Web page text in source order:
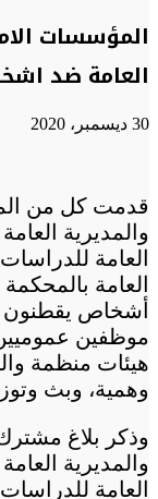
المؤسسات
العامة ضد
30 ديسمبر، 2020
قدمت كل من
والمديرية
العامة
العامة بالمحكمة
أشخاص يقطنون
موظفين عموميين
هيئات منظمة
وهمية، وبث
وذكر بلاغ
والمديرية
العامة